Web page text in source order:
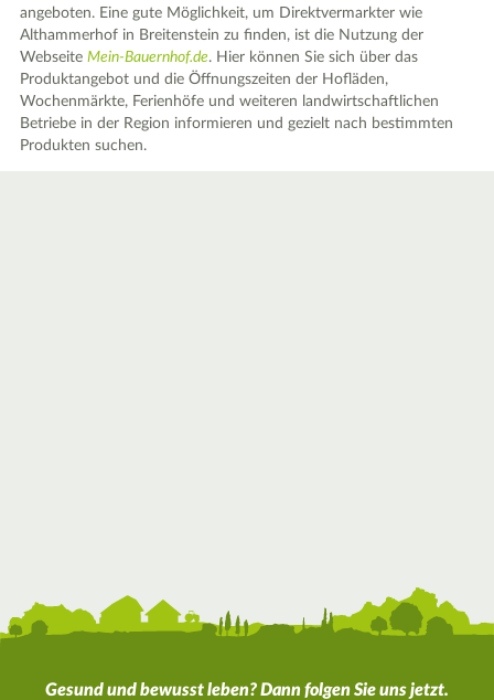
angeboten. Eine gute Möglichkeit, um Direktvermarkter wie
Althammerhof in Breitenstein zu finden, ist die Nutzung der
WebseiteMein-Bauernhof.de. Hier können Sie sich über das
Produktangebot und die Öffnungszeiten der Hofläden,
Wochenmärkte, Ferienhöfe und weiteren landwirtschaftlichen
Betriebe in der Region informieren und gezielt nach bestimmten
Produkten suchen.
Gesund und bewusst leben? Dann folgen Sie uns jetzt.